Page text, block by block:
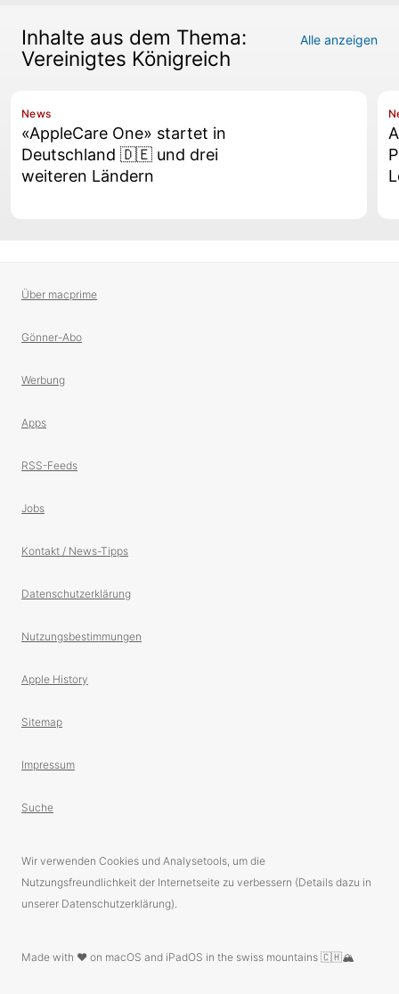
Inhalte aus dem Thema:
Vereinigtes Königreich
Alle anzeigen
News
«AppleCare One» startet in
Deutschland 🇩🇪 und drei
weiteren Ländern
Über macprime
Gönner-Abo
Werbung
Apps
RSS-Feeds
Jobs
Kontakt / News-Tipps
Datenschutzerklärung
Nutzungsbestimmungen
Apple History
Sitemap
Impressum
Suche
Wir verwenden Cookies und Analysetools, um die
Nutzungsfreundlichkeit der Internetseite zu verbessern (Details dazu in
unserer Datenschutzerklärung).
Made with ❤️ on macOS and iPadOS in the swiss mountains 🇨🇭🏔